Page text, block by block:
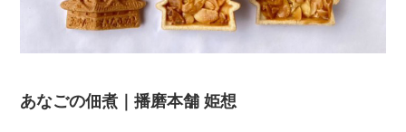
あなごの佃煮｜播磨本舗 姫想